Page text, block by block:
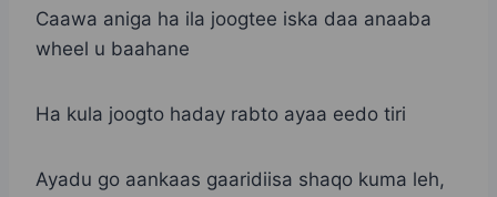
Caawa aniga ha ila joogtee iska daa anaaba
wheel u baahane
Ha kula joogto haday rabto ayaa eedo tiri
Ayadu go aankaas gaaridiisa shaqo kuma leh,